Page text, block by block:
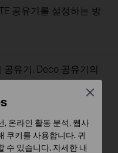
공유기를 설정하는 방
공유기, Deco 공유기의
언트를 설정하는 방법
, 온라인 활동 분석, 웹사
쿠키를 사용합니다. 귀
수 있습니다. 자세한 내
Close